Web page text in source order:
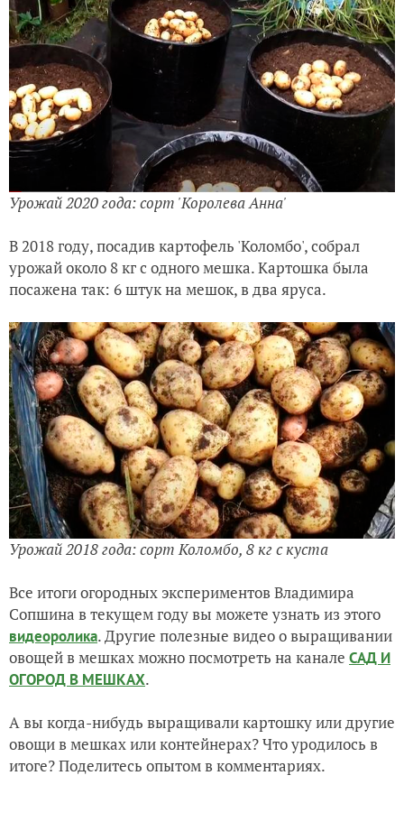
Урожай 2020 года: сорт 'Королева Анна'
В 2018 году, посадив картофель 'Коломбо', собрал
урожай около 8 кг с одного мешка. Картошка была
посажена так: 6 штук на мешок, в два яруса.
Урожай 2018 года: сорт Коломбо, 8 кг с куста
Все итоги огородных экспериментов Владимира
Сопшина в текущем году вы можете узнать из этого
видеоролика. Другие полезные видео о выращивании
овощей в мешках можно посмотреть на канале САД И
ОГОРОД В МЕШКАХ.
А вы когда-нибудь выращивали картошку или другие
овощи в мешках или контейнерах? Что уродилось в
итоге? Поделитесь опытом в комментариях.